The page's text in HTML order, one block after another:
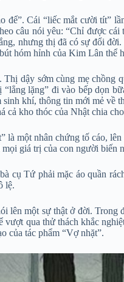
để”. Cái “liếc mắt cười tít”
câu nói yêu: “Chỉ được
nhưng thị đã có sự đổi
hóm hỉnh của Kim Lân
dậy sớm cùng mẹ chồng
lặng” đi vào bếp dọn
khí, thông tin mới mẻ
cả kho thóc của Nhật chia
là một nhân chứng tố cáo,
giá trị của con người
cụ Tứ phải mặc áo quần
lệ.
lên một sự thật ở đời.
vượt qua thử thách khắc
của tác phẩm “Vợ nhặt”.